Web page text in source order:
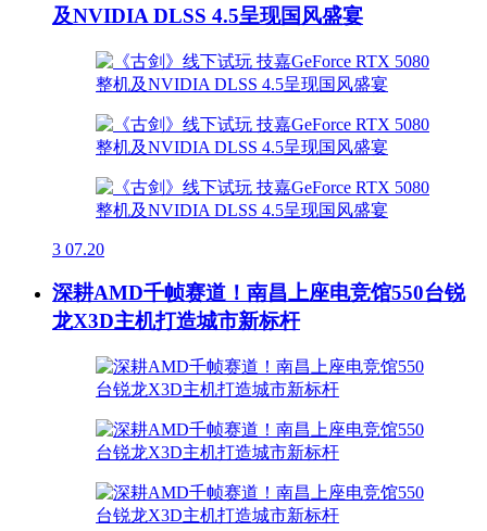
及NVIDIA DLSS 4.5呈现国风盛宴
3 07.20
深耕AMD千帧赛道！南昌上座电竞馆550台锐
龙X3D主机打造城市新标杆